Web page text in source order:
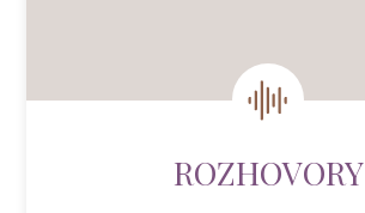
ROZHOVORY